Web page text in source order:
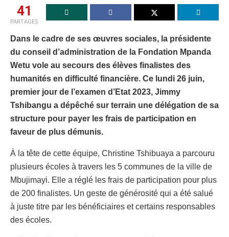
41
PARTAGES
Dans le cadre de ses œuvres sociales, la présidente
du conseil d’administration de la Fondation Mpanda
Wetu vole au secours des élèves finalistes des
humanités en difficulté financière. Ce lundi 26 juin,
premier jour de l’examen d’Etat 2023, Jimmy
Tshibangu a dépêché sur terrain une délégation de sa
structure pour payer les frais de participation en
faveur de plus démunis.
À la tête de cette équipe, Christine Tshibuaya a parcouru
plusieurs écoles à travers les 5 communes de la ville de
Mbujimayi. Elle a réglé les frais de participation pour plus
de 200 finalistes. Un geste de générosité qui a été salué
à juste titre par les bénéficiaires et certains responsables
des écoles.